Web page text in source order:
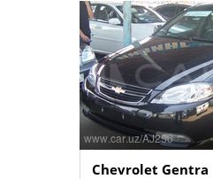
Chevrolet Gentra